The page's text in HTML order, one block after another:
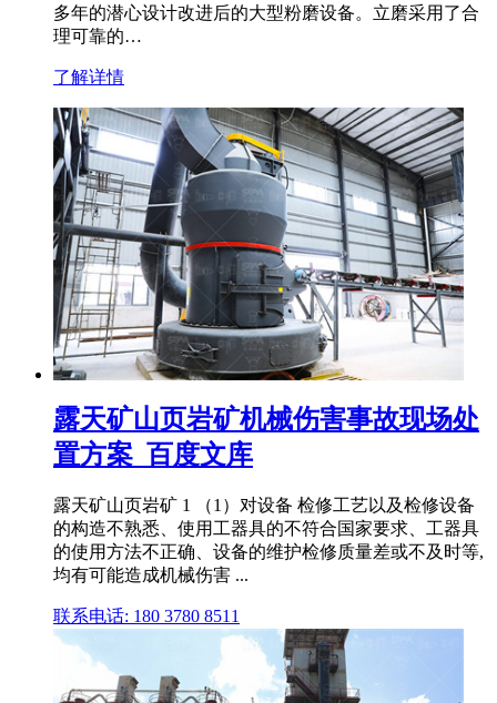
多年的潜心设计改进后的大型粉磨设备。立磨采用了合
理可靠的…
了解详情
露天矿山页岩矿机械伤害事故现场处
置方案_百度文库
露天矿山页岩矿 1 （1）对设备 检修工艺以及检修设备
的构造不熟悉、使用工器具的不符合国家要求、工器具
的使用方法不正确、设备的维护检修质量差或不及时等,
均有可能造成机械伤害 ...
联系电话: 180 3780 8511